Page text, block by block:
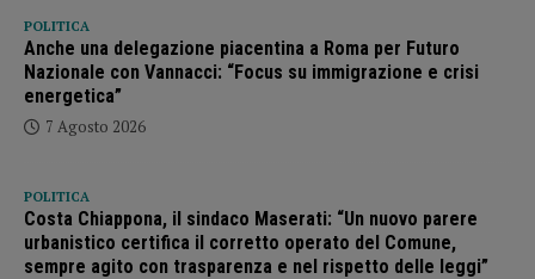
POLITICA
Anche una delegazione piacentina a Roma per Futuro
Nazionale con Vannacci: “Focus su immigrazione e crisi
energetica”
7 Agosto 2026
POLITICA
Costa Chiappona, il sindaco Maserati: “Un nuovo parere
urbanistico certifica il corretto operato del Comune,
sempre agito con trasparenza e nel rispetto delle leggi”